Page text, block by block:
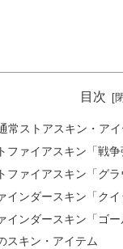
目次
常ストアスキン・ア
ファイアスキン「戦争
ファイアスキン「グ
インダースキン「クイ
インダースキン「ゴー
スキン・アイテム